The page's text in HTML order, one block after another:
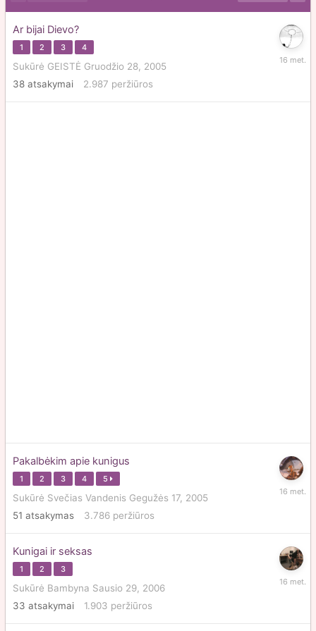
Ar bijai Dievo?
1 2 3 4
Sukūrė GEISTĖ Gruodžio 28, 2005
38 atsakymai 2.987 peržiūros
Kovo
Pakalbėkim apie kunigus
1 2 3 4 5
Sukūrė Svečias Vandenis Gegužės 17, 2005
51 atsakymas 3.786 peržiūros
Sausio
Kunigai ir seksas
1 2 3
Sukūrė Bambyna Sausio 29, 2006
33 atsakymai 1.903 peržiūros